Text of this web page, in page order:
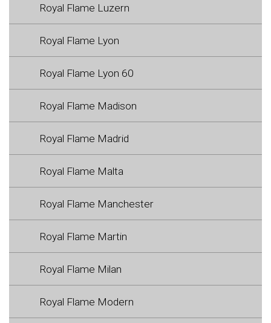
Royal Flame Luzern
Royal Flame Lyon
Royal Flame Lyon 60
Royal Flame Madison
Royal Flame Madrid
Royal Flame Malta
Royal Flame Manchester
Royal Flame Martin
Royal Flame Milan
Royal Flame Modern